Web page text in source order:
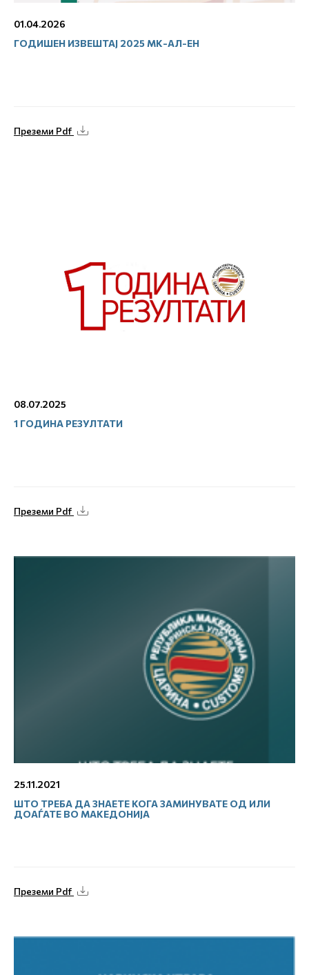
01.04.2026
ГОДИШЕН ИЗВЕШТАЈ 2025 МК-АЛ-ЕН
Преземи Pdf
08.07.2025
1 ГОДИНА РЕЗУЛТАТИ
Преземи Pdf
25.11.2021
ШТО ТРЕБА ДА ЗНАЕТЕ КОГА ЗАМИНУВАТЕ ОД ИЛИ
ДОАЃАТЕ ВО МАКЕДОНИЈА
Преземи Pdf